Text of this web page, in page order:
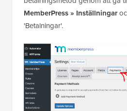
MemberPress » Inställningar
'Betalningar'.